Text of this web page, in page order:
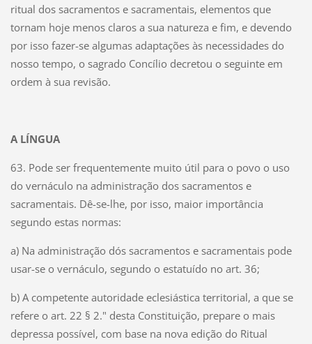
ritual dos sacramentos e sacramentais, elementos que
tornam hoje menos claros a sua natureza e fim, e devendo
por isso fazer-se algumas adaptações às necessidades do
nosso tempo, o sagrado Concílio decretou o seguinte em
ordem à sua revisão.
A LÍNGUA
63. Pode ser frequentemente muito útil para o povo o uso
do vernáculo na administração dos sacramentos e
sacramentais. Dê-se-lhe, por isso, maior importância
segundo estas normas:
a) Na administração dós sacramentos e sacramentais pode
usar-se o vernáculo, segundo o estatuído no art. 36;
b) A competente autoridade eclesiástica territorial, a que se
refere o art. 22 § 2." desta Constituição, prepare o mais
depressa possível, com base na nova edição do Ritual